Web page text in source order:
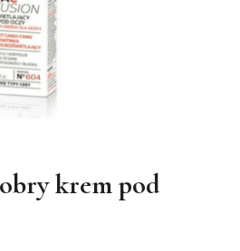
krem pod